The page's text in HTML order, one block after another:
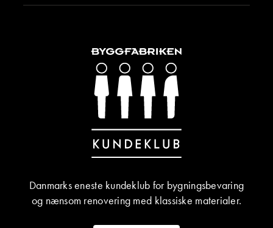
Danmarks eneste kundeklub for bygningsbevaring
og nænsom renovering med klassiske materialer.